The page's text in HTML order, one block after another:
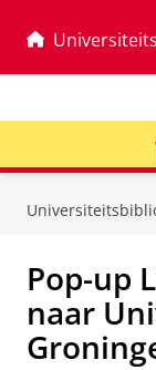
Pop-up
naar